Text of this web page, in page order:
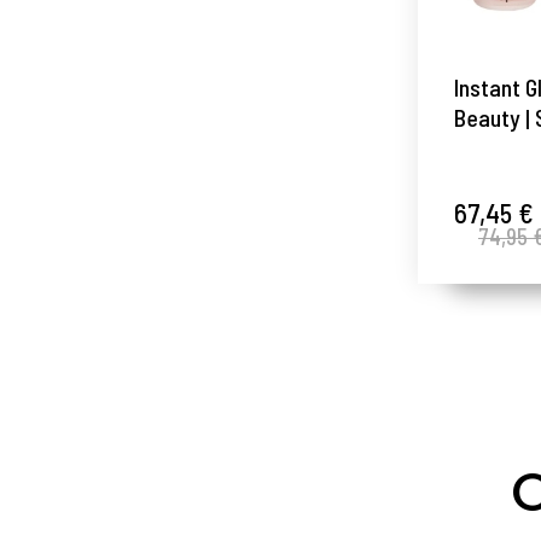
Instant
Beauty |
Radiance
Vassari
67,45 €
74,95